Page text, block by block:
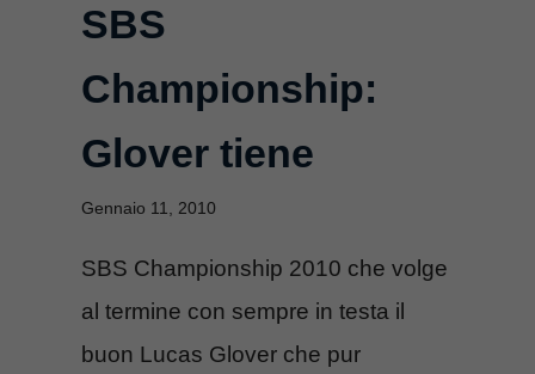
SBS
Championship:
Glover tiene
Gennaio 11, 2010
SBS Championship 2010 che volge
al termine con sempre in testa il
buon Lucas Glover che pur